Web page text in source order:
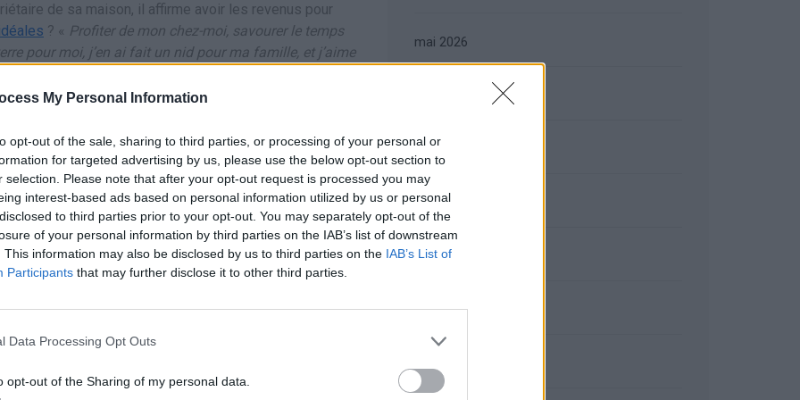
My Personal Information
opt-out of the sale, sharing to third parties, or processing of your personal or
for targeted advertising by us, please use the below opt-out section to
selection. Please note that after your opt-out request is processed you may
interest-based ads based on personal information utilized by us or personal
to third parties prior to your opt-out. You may separately opt-out of the
of your personal information by third parties on the IAB’s list of downstream
This information may also be disclosed by us to third parties on the IAB’s List of
Participants that may further disclose it to other third parties.
Data Processing Opt Outs
opt-out of the Sharing of my personal data.
de sa maison, il affirme avoir les revenus pour
? « Profiter de mon chez-moi, savourer le temps
pour moi, j’en ai fait un nid pour ma famille, et j’aime
silence. Sinon, je mets à profit mon temps libre pour
t-il, se disant casanier plus qu’aventurier. Parfois il part
qu’à lui, il resterait chez lui «
».
se dit casanière. «Je comprends qu’une personne
moi je n’ai pas ce genre de contraintes. Je ne crois
soi , moi je me retrouve très bien toute seule chez
au Brésil , elle répondrait, sans hésiter : «
La flemme.
Rien que l’idée de l’avion pendant dix heures, je ne
dans la nature loin de toute infrastructure
aller visiter des temples au Cambodge, non, c’est pas
Vivre en accord avec soi
(éditions Odile Jacob), le
être déstabilisant. Les personnes qui ne souhaitent
mai 2026
mars 2026
février 2026
janvier 2026
décembre 2025